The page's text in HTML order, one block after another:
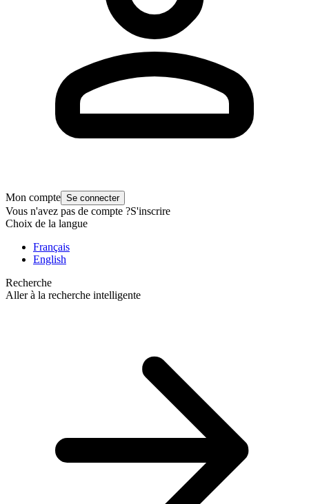
Mon compte Se connecter
Vous n'avez pas de compte ?S'inscrire
Choix de la langue
Français
English
Recherche
Aller à la recherche intelligente